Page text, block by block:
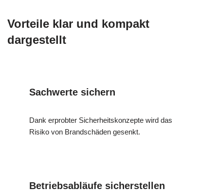
Vorteile klar und kompakt
dargestellt
Sachwerte sichern
Dank erprobter Sicherheitskonzepte wird das
Risiko von Brandschäden gesenkt.
Betriebsabläufe sicherstellen